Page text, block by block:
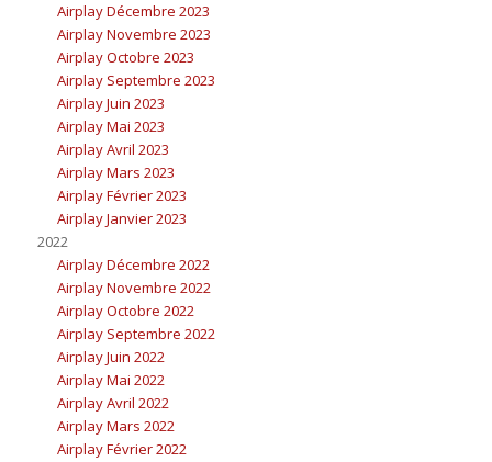
Airplay Décembre 2023
Airplay Novembre 2023
Airplay Octobre 2023
Airplay Septembre 2023
Airplay Juin 2023
Airplay Mai 2023
Airplay Avril 2023
Airplay Mars 2023
Airplay Février 2023
Airplay Janvier 2023
2022
Airplay Décembre 2022
Airplay Novembre 2022
Airplay Octobre 2022
Airplay Septembre 2022
Airplay Juin 2022
Airplay Mai 2022
Airplay Avril 2022
Airplay Mars 2022
Airplay Février 2022